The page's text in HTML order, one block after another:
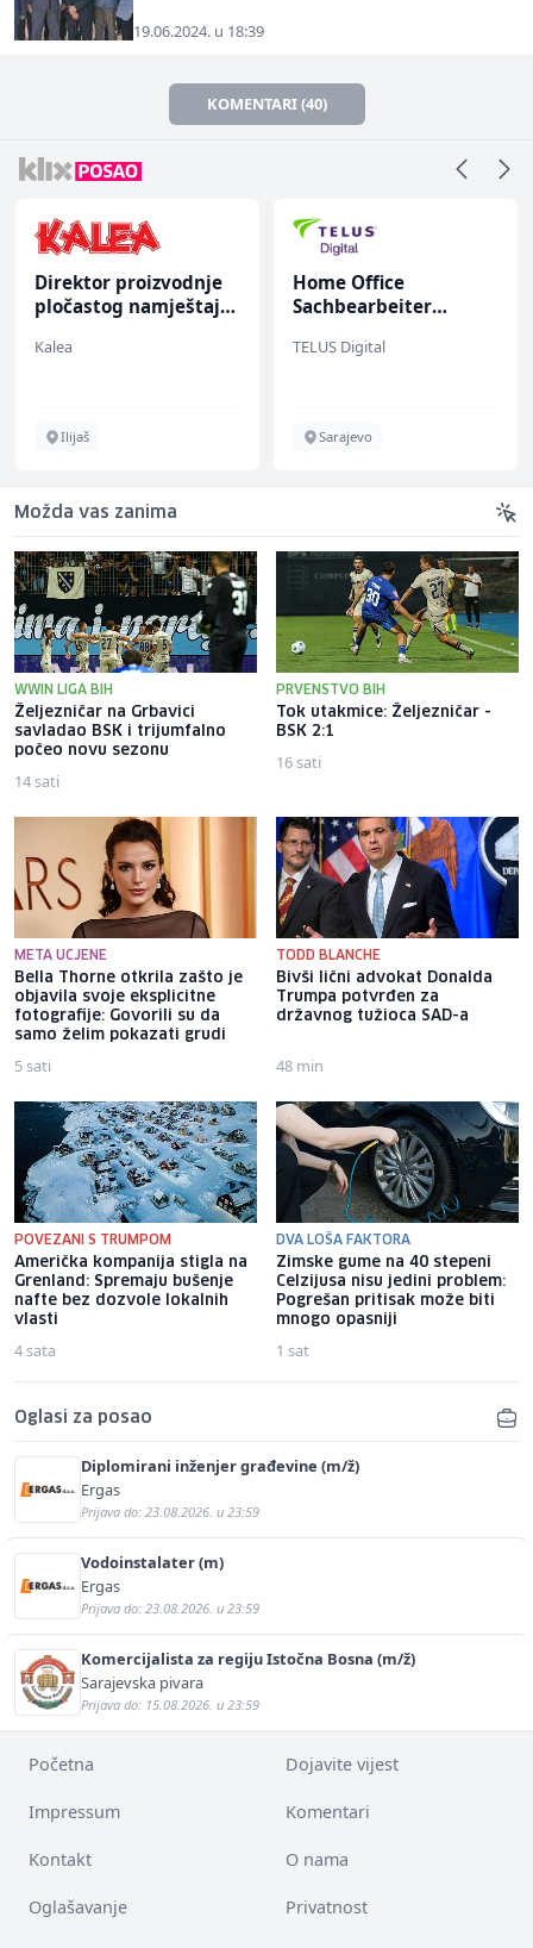
19.06.2024. u 18:39
KOMENTARI (40)
Direktor proizvodnje
pločastog namještaja
Kalea
Ilijaš
Home Office
Sachbearbeiter
bekannten deutschen
TELUS Digital
Sarajevo
Možda vas zanima
WWIN LIGA BIH
Željezničar na Grbavici
savladao BSK i trijumfalno
počeo novu sezonu
14 sati
PRVENSTVO BIH
Tok utakmice: Željezničar -
BSK 2:1
16 sati
META UCJENE
Bella Thorne otkrila zašto je
objavila svoje eksplicitne
fotografije: Govorili su da
samo želim pokazati grudi
5 sati
TODD BLANCHE
Bivši lični advokat Donalda
Trumpa potvrđen za
državnog tužioca SAD-a
48 min
POVEZANI S TRUMPOM
Američka kompanija stigla na
Grenland: Spremaju bušenje
nafte bez dozvole lokalnih
vlasti
4 sata
DVA LOŠA FAKTORA
Zimske gume na 40 stepeni
Celzijusa nisu jedini problem:
Pogrešan pritisak može biti
mnogo opasniji
1 sat
Oglasi za posao
Diplomirani inženjer građevine (m/ž)
Ergas
Prijava do: 23.08.2026. u 23:59
Vodoinstalater (m)
Ergas
Prijava do: 23.08.2026. u 23:59
Komercijalista za regiju Istočna Bosna (m/ž)
Sarajevska pivara
Prijava do: 15.08.2026. u 23:59
Početna Dojavite vijest
Impressum Komentari
Kontakt O nama
Oglašavanje Privatnost